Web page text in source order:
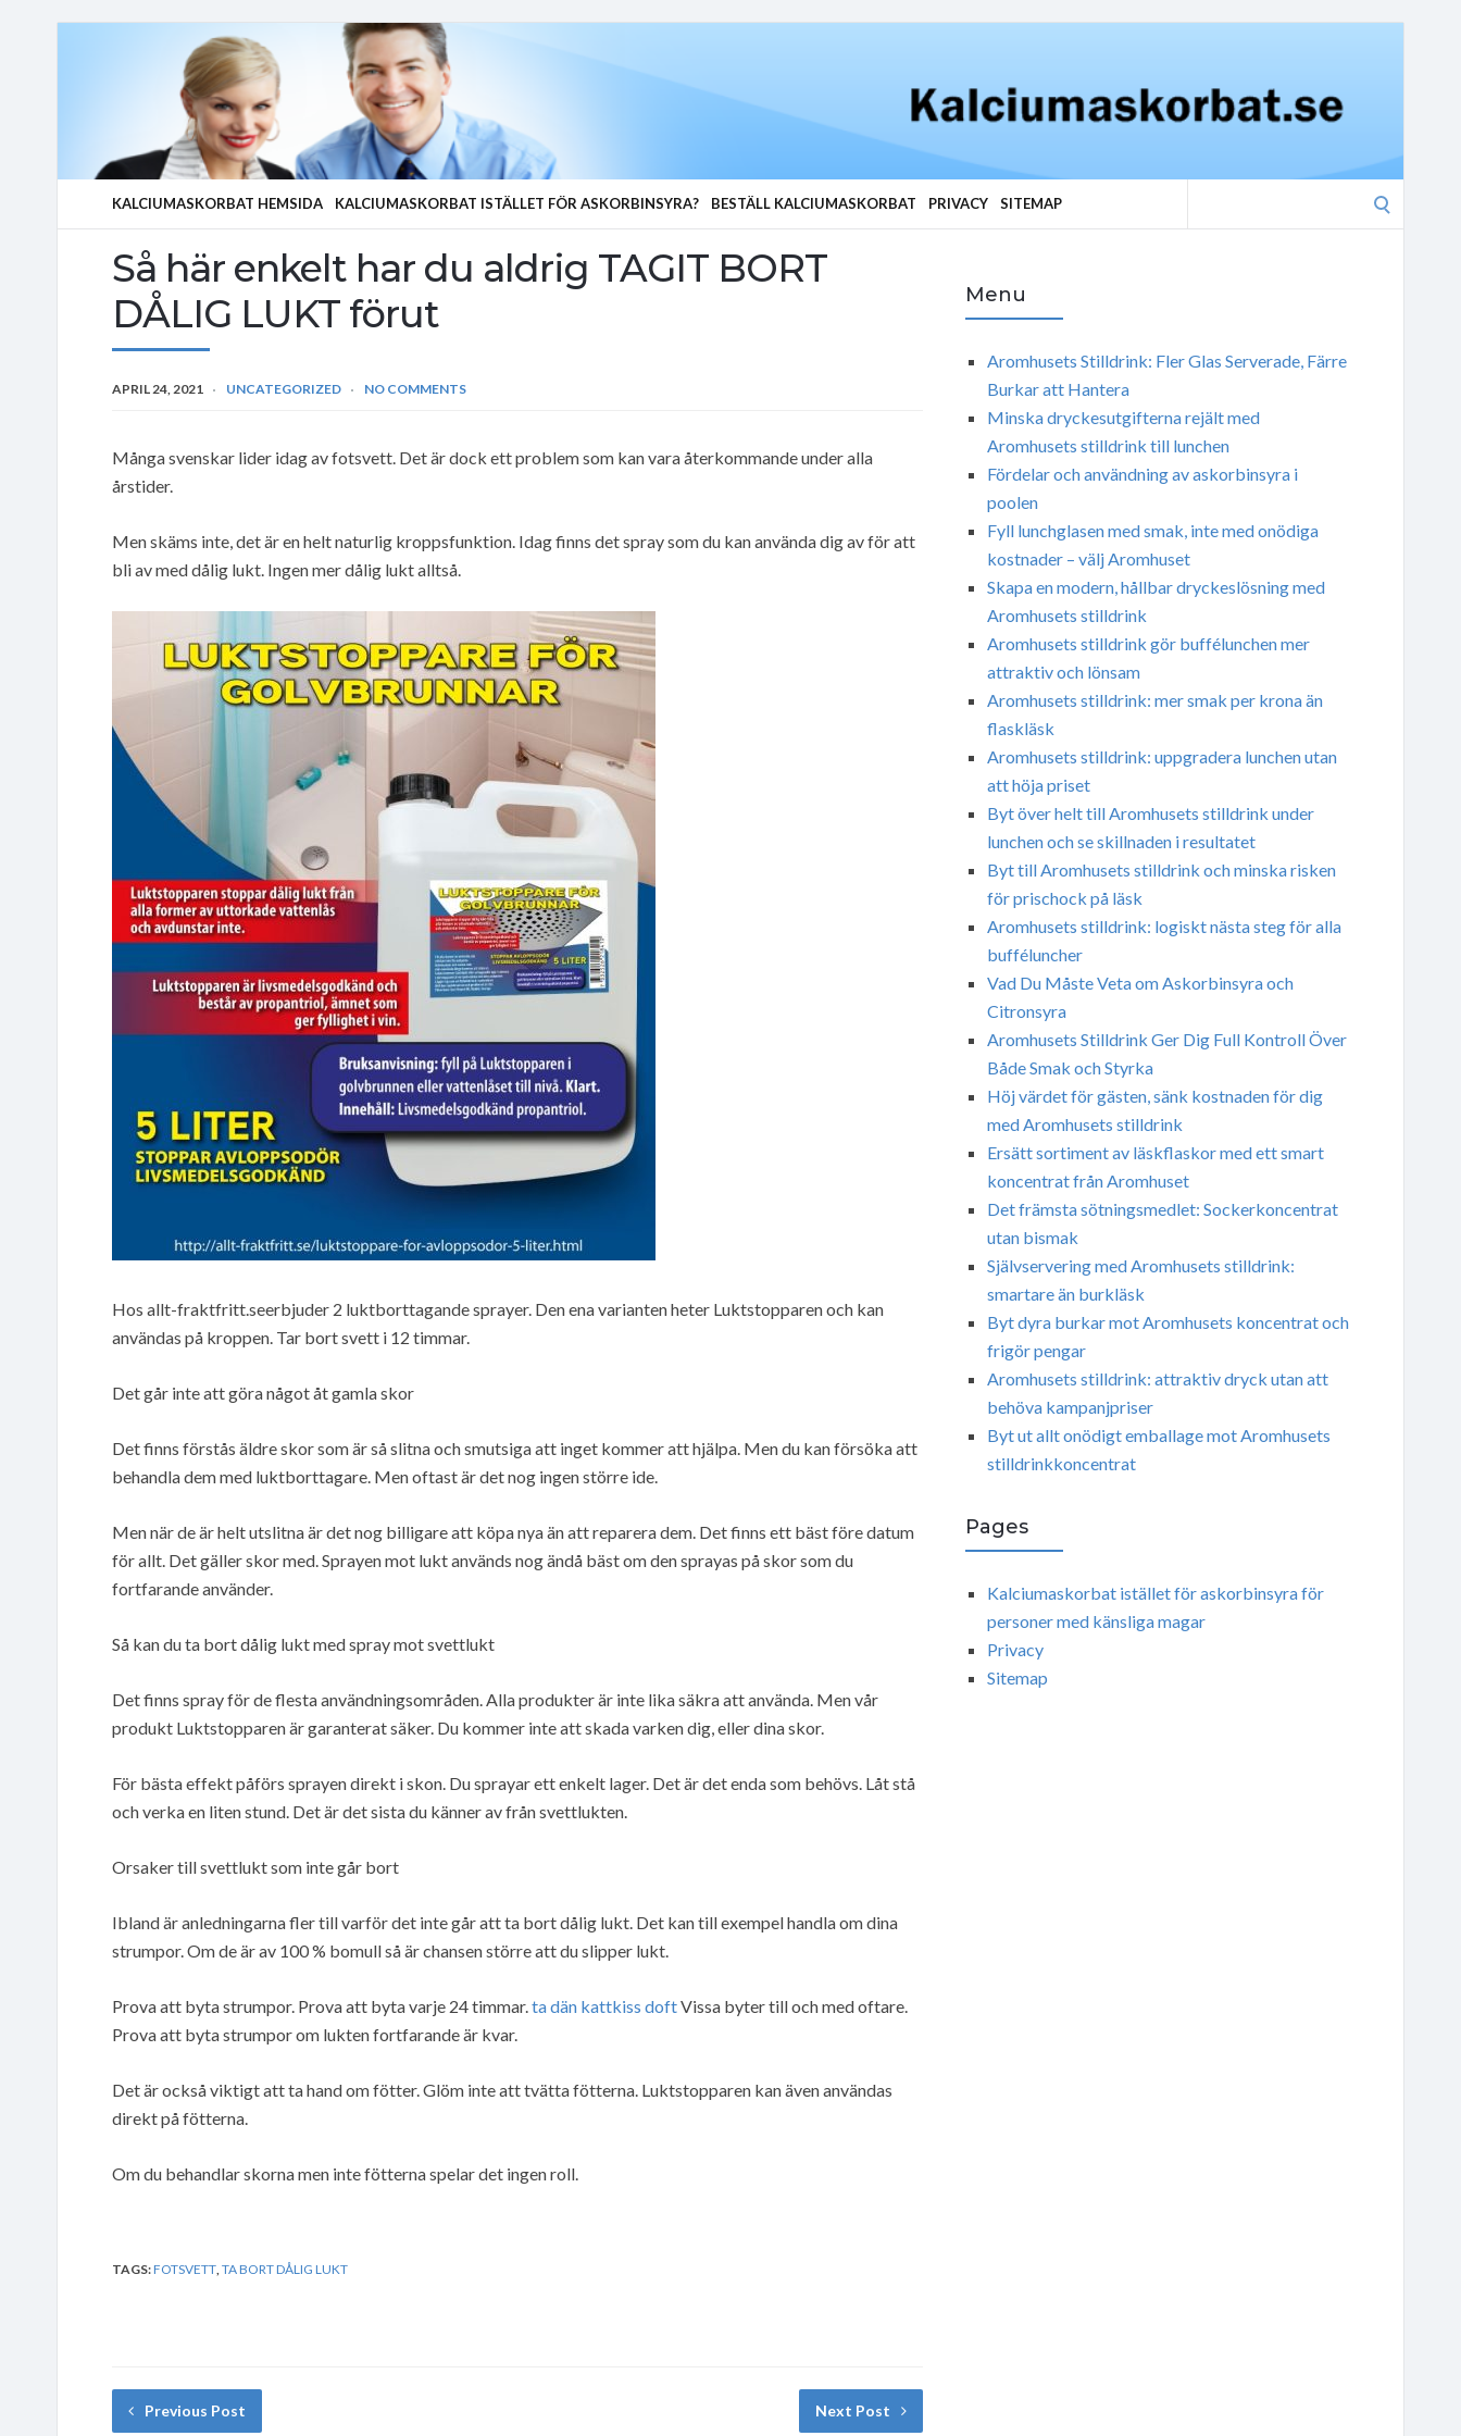
KALCIUMASKORBAT HEMSIDA KALCIUMASKORBAT ISTÄLLET FÖR ASKORBINSYRA? BESTÄLL KALCIUMASKORBAT PRIVACY SITEMAP
Så här enkelt har du aldrig TAGIT BORT
DÅLIG LUKT förut
APRIL 24, 2021 UNCATEGORIZED NO COMMENTS
Många svenskar lider idag av fotsvett. Det är dock ett problem som kan vara återkommande under alla
årstider.
Men skäms inte, det är en helt naturlig kroppsfunktion. Idag finns det spray som du kan använda dig av för att
bli av med dålig lukt. Ingen mer dålig lukt alltså.
Hos allt-fraktfritt.seerbjuder 2 luktborttagande sprayer. Den ena varianten heter Luktstopparen och kan
användas på kroppen. Tar bort svett i 12 timmar.
Det går inte att göra något åt gamla skor
Det finns förstås äldre skor som är så slitna och smutsiga att inget kommer att hjälpa. Men du kan försöka att
behandla dem med luktborttagare. Men oftast är det nog ingen större ide.
Men när de är helt utslitna är det nog billigare att köpa nya än att reparera dem. Det finns ett bäst före datum
för allt. Det gäller skor med. Sprayen mot lukt används nog ändå bäst om den sprayas på skor som du
fortfarande använder.
Så kan du ta bort dålig lukt med spray mot svettlukt
Det finns spray för de flesta användningsområden. Alla produkter är inte lika säkra att använda. Men vår
produkt Luktstopparen är garanterat säker. Du kommer inte att skada varken dig, eller dina skor.
För bästa effekt påförs sprayen direkt i skon. Du sprayar ett enkelt lager. Det är det enda som behövs. Låt stå
och verka en liten stund. Det är det sista du känner av från svettlukten.
Orsaker till svettlukt som inte går bort
Ibland är anledningarna fler till varför det inte går att ta bort dålig lukt. Det kan till exempel handla om dina
strumpor. Om de är av 100 % bomull så är chansen större att du slipper lukt.
Prova att byta strumpor. Prova att byta varje 24 timmar.ta dän kattkiss doftVissa byter till och med oftare.
Prova att byta strumpor om lukten fortfarande är kvar.
Det är också viktigt att ta hand om fötter. Glöm inte att tvätta fötterna. Luktstopparen kan även användas
direkt på fötterna.
Om du behandlar skorna men inte fötterna spelar det ingen roll.
TAGS:FOTSVETT TA BORT DÅLIG LUKT
Previous Post Next Post
Menu
Aromhusets Stilldrink: Fler Glas Serverade, Färre
Burkar att Hantera
Minska dryckesutgifterna rejält med
Aromhusets stilldrink till lunchen
Fördelar och användning av askorbinsyra i
poolen
Fyll lunchglasen med smak, inte med onödiga
kostnader – välj Aromhuset
Skapa en modern, hållbar dryckeslösning med
Aromhusets stilldrink
Aromhusets stilldrink gör buffélunchen mer
attraktiv och lönsam
Aromhusets stilldrink: mer smak per krona än
flaskläsk
Aromhusets stilldrink: uppgradera lunchen utan
att höja priset
Byt över helt till Aromhusets stilldrink under
lunchen och se skillnaden i resultatet
Byt till Aromhusets stilldrink och minska risken
för prischock på läsk
Aromhusets stilldrink: logiskt nästa steg för alla
bufféluncher
Vad Du Måste Veta om Askorbinsyra och
Citronsyra
Aromhusets Stilldrink Ger Dig Full Kontroll Över
Både Smak och Styrka
Höj värdet för gästen, sänk kostnaden för dig
med Aromhusets stilldrink
Ersätt sortiment av läskflaskor med ett smart
koncentrat från Aromhuset
Det främsta sötningsmedlet: Sockerkoncentrat
utan bismak
Självservering med Aromhusets stilldrink:
smartare än burkläsk
Byt dyra burkar mot Aromhusets koncentrat och
frigör pengar
Aromhusets stilldrink: attraktiv dryck utan att
behöva kampanjpriser
Byt ut allt onödigt emballage mot Aromhusets
stilldrinkkoncentrat
Pages
Kalciumaskorbat istället för askorbinsyra för
personer med känsliga magar
Privacy
Sitemap